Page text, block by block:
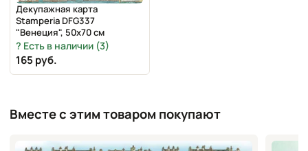
Декупажная карта
Stamperia DFG337
"Венеция", 50х70 см
Есть в наличии (3)
165 руб.
Вместе с этим товаром покупают